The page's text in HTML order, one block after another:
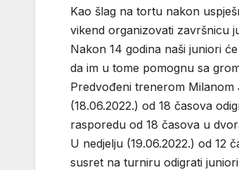
Kao šlag na tortu nakon
vikend organizovati završnicu
Nakon 14 godina naši juniori
da im u tome pomognu sa
Predvođeni trenerom
(18.06.2022.) od 18 časova
rasporedu od 18 časova u
U nedjelju (19.06.2022.) od 12
susret na turniru odigrati